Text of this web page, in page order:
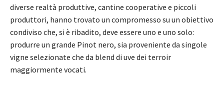
diverse realtà produttive, cantine cooperative e piccoli
produttori, hanno trovato un compromesso su un obiettivo
condiviso che, si è ribadito, deve essere uno e uno solo:
produrre un grande Pinot nero, sia proveniente da singole
vigne selezionate che da blend di uve dei terroir
maggiormente vocati.